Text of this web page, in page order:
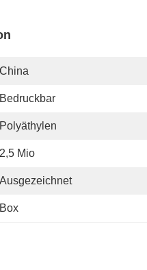
China
Bedruckbar
Polyäthylen
2,5 Mio
Ausgezeichnet
Box